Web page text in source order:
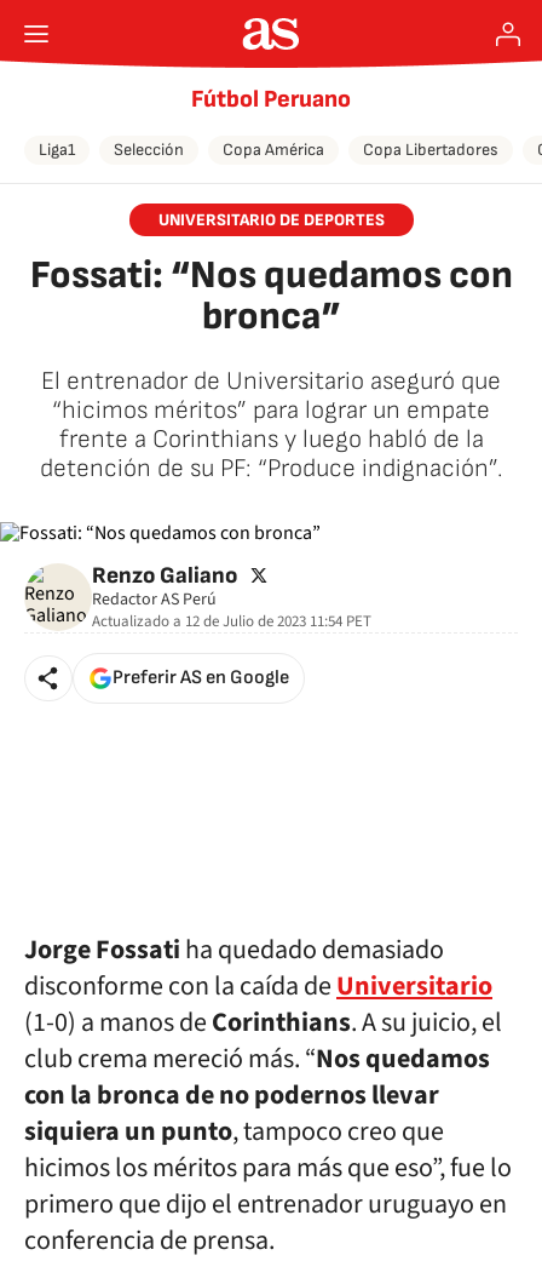
Fútbol Peruano
Liga1 Selección Copa América Copa Libertadores
UNIVERSITARIO DE DEPORTES
Fossati: “Nos quedamos con
bronca”
El entrenador de Universitario aseguró que
“hicimos méritos” para lograr un empate
frente a Corinthians y luego habló de la
detención de su PF: “Produce indignación”.
Renzo Galiano twitter
Redactor AS Perú
Actualizado a 12 de Julio de 2023 11:54 PET
Preferir AS en Google
Jorge Fossatiha quedado demasiado
disconforme con la caída deUniversitario
(1-0) a manos deCorinthians. A su juicio, el
club crema mereció más. “Nos quedamos
con la bronca de no podernos llevar
siquiera un punto, tampoco creo que
hicimos los méritos para más que eso”, fue lo
primero que dijo el entrenador uruguayo en
conferencia de prensa.